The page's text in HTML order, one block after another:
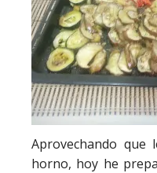
Aprovechando
horno, hoy he